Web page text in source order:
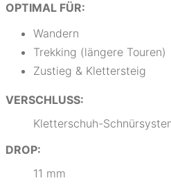
OPTIMAL FÜR:
Wandern
Trekking (längere Touren)
Zustieg & Klettersteig
VERSCHLUSS:
Kletterschuh-
DROP:
11 mm